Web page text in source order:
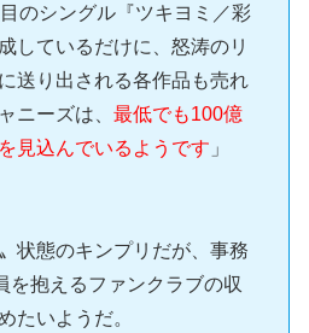
のシングル『ツキヨミ／彩
しているだけに、怒涛のリ
送り出される各作品も売れ
ニーズは、 最低でも100億
見込んでいるようです 」
状態のキンプリだが、事務
を抱えるファンクラブの収
たいようだ。